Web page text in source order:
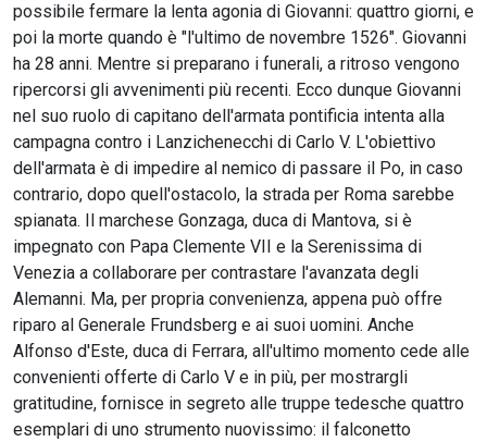
possibile fermare la lenta agonia di Giovanni: quattro giorni, e
poi la morte quando è "l'ultimo de novembre 1526". Giovanni
ha 28 anni. Mentre si preparano i funerali, a ritroso vengono
ripercorsi gli avvenimenti più recenti. Ecco dunque Giovanni
nel suo ruolo di capitano dell'armata pontificia intenta alla
campagna contro i Lanzichenecchi di Carlo V. L'obiettivo
dell'armata è di impedire al nemico di passare il Po, in caso
contrario, dopo quell'ostacolo, la strada per Roma sarebbe
spianata. Il marchese Gonzaga, duca di Mantova, si è
impegnato con Papa Clemente VII e la Serenissima di
Venezia a collaborare per contrastare l'avanzata degli
Alemanni. Ma, per propria convenienza, appena può offre
riparo al Generale Frundsberg e ai suoi uomini. Anche
Alfonso d'Este, duca di Ferrara, all'ultimo momento cede alle
convenienti offerte di Carlo V e in più, per mostrargli
gratitudine, fornisce in segreto alle truppe tedesche quattro
esemplari di uno strumento nuovissimo: il falconetto